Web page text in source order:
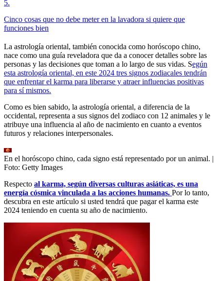
5.
Cinco cosas que no debe meter en la lavadora si quiere que
funciones bien
La astrología oriental, también conocida como horóscopo chino,
nace como una guía reveladora que da a conocer detalles sobre las
personas y las decisiones que toman a lo largo de sus vidas. Según
esta astrología oriental, en este 2024 tres signos zodiacales tendrán
que enfrentar el karma para liberarse y atraer influencias positivas
para sí mismos.
Como es bien sabido, la astrología oriental, a diferencia de la
occidental, representa a sus signos del zodiaco con 12 animales y le
atribuye una influencia al año de nacimiento en cuanto a eventos
futuros y relaciones interpersonales.
En el horóscopo chino, cada signo está representado por un animal. |
Foto: Getty Images
Respecto al karma, según diversas culturas asiáticas, es una
energía cósmica vinculada a las acciones humanas. Por lo tanto,
descubra en este artículo si usted tendrá que pagar el karma este
2024 teniendo en cuenta su año de nacimiento.